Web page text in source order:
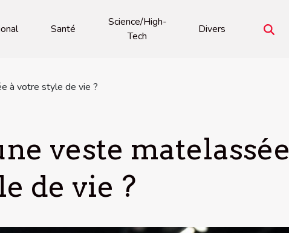
Santé
Science/High-
Tech
Divers
à votre style de vie ?
veste matelassée
de vie ?